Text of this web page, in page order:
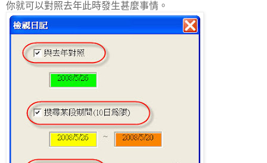
你就可以對照去年此時發生甚麼事情。